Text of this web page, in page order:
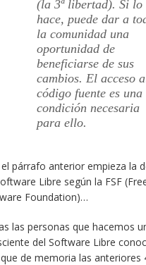
(la 3ª libertad). Si lo
hace, puede dar a
la comunidad una
oportunidad de
beneficiarse de sus
cambios. El acceso
código fuente es una
condición necesaria
para ello.
párrafo anterior empieza la
Libre según la FSF
Foundation)…
las personas que hacemos
del Software Libre
de memoria las anteriores